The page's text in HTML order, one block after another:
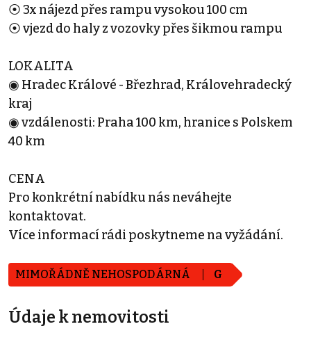
⦿ 3x nájezd přes rampu vysokou 100 cm
⦿ vjezd do haly z vozovky přes šikmou rampu
LOKALITA
◉ Hradec Králové - Březhrad, Královehradecký
kraj
◉ vzdálenosti: Praha 100 km, hranice s Polskem
40 km
CENA
Pro konkrétní nabídku nás neváhejte
kontaktovat.
Více informací rádi poskytneme na vyžádání.
MIMOŘÁDNĚ NEHOSPODÁRNÁ G
Údaje k nemovitosti